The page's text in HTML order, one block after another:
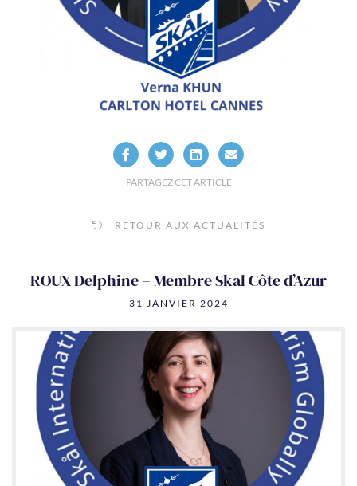
PARTAGEZ CET ARTICLE
RETOUR AUX ACTUALITÉS
ROUX Delphine – Membre Skal Côte d’Azur
31 JANVIER 2024